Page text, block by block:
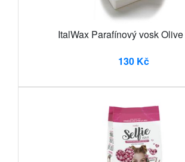
ItalWax Parafínový vosk
130 Kč